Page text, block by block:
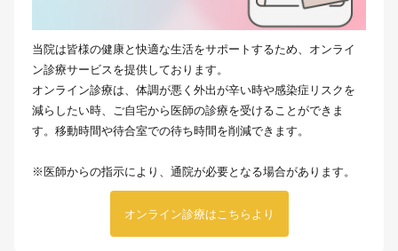
当院は皆様の健康と快適な生活をサポートするため、オンライ
ン診療サービスを提供しております。
オンライン診療は、体調が悪く外出が辛い時や感染症リスクを
減らしたい時、ご自宅から医師の診療を受けることができま
す。移動時間や待合室での待ち時間を削減できます。
※医師からの指示により、通院が必要となる場合があります。
オンライン診療はこちらより